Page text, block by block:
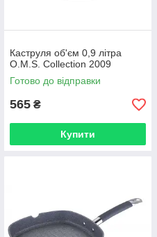
Каструля об'єм 0,9 літра
O.M.S. Collection 2009
Готово до відправки
565 ₴
Купити